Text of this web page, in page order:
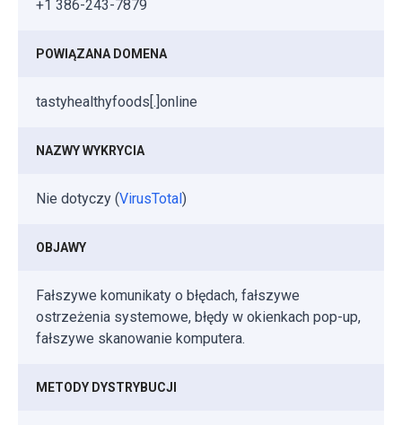
+1 386-243-7879
POWIĄZANA DOMENA
tastyhealthyfoods[.]online
NAZWY WYKRYCIA
Nie dotyczy (VirusTotal)
OBJAWY
Fałszywe komunikaty o błędach, fałszywe
ostrzeżenia systemowe, błędy w okienkach pop-up,
fałszywe skanowanie komputera.
METODY DYSTRYBUCJI